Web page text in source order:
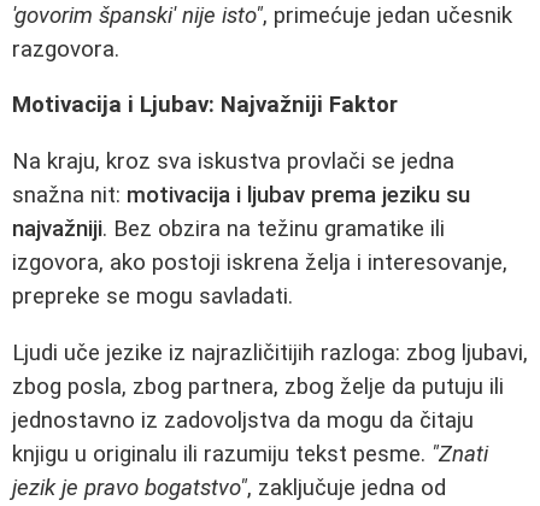
'govorim španski' nije isto", primećuje jedan učesnik
razgovora.
Motivacija i Ljubav: Najvažniji Faktor
Na kraju, kroz sva iskustva provlači se jedna
snažna nit: motivacija i ljubav prema jeziku su
najvažniji. Bez obzira na težinu gramatike ili
izgovora, ako postoji iskrena želja i interesovanje,
prepreke se mogu savladati.
Ljudi uče jezike iz najrazličitijih razloga: zbog ljubavi,
zbog posla, zbog partnera, zbog želje da putuju ili
jednostavno iz zadovoljstva da mogu da čitaju
knjigu u originalu ili razumiju tekst pesme. "Znati
jezik je pravo bogatstvo", zaključuje jedna od